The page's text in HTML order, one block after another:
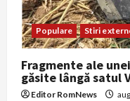
Populare Stiri
Fragmente ale
găsite lângă satul
Editor RomNews